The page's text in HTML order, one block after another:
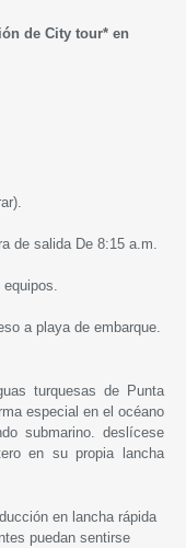
de City tour* en
de salida De 8:15 a.m.
a playa de embarque.
turquesas de Punta
especial en el océano
submarino. deslícese
en su propia lancha
en lancha rápida
puedan sentirse